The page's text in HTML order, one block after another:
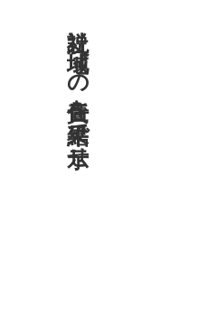
社説 地域への責任を結果で示せ